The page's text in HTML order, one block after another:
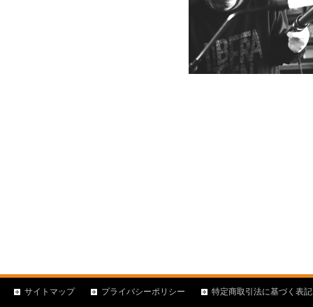
サイトマップ プライバシーポリシー 特定商取引法に基づく表記